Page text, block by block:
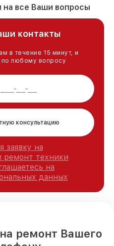
на все Ваши вопросы
контакты
в течение 15 минут, и
по любому вопросу
консультацию
заявку на
ремонт техники
на
данных
ремонт Вашего